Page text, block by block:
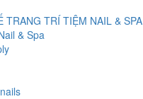
TRANG TRÍ TIỆM NAIL & SPA
& Spa